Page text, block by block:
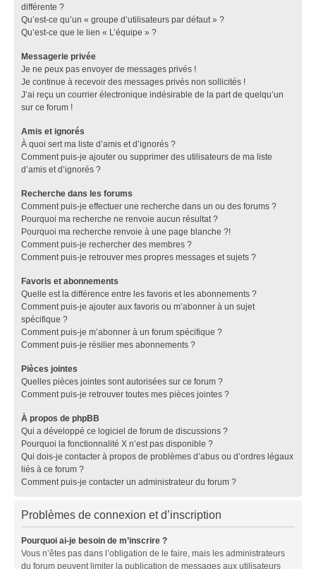
différente ?
Qu’est-ce qu’un « groupe d’utilisateurs par défaut » ?
Qu’est-ce que le lien « L’équipe » ?
Messagerie privée
Je ne peux pas envoyer de messages privés !
Je continue à recevoir des messages privés non sollicités !
J’ai reçu un courrier électronique indésirable de la part de quelqu’un
sur ce forum !
Amis et ignorés
À quoi sert ma liste d’amis et d’ignorés ?
Comment puis-je ajouter ou supprimer des utilisateurs de ma liste
d’amis et d’ignorés ?
Recherche dans les forums
Comment puis-je effectuer une recherche dans un ou des forums ?
Pourquoi ma recherche ne renvoie aucun résultat ?
Pourquoi ma recherche renvoie à une page blanche ?!
Comment puis-je rechercher des membres ?
Comment puis-je retrouver mes propres messages et sujets ?
Favoris et abonnements
Quelle est la différence entre les favoris et les abonnements ?
Comment puis-je ajouter aux favoris ou m’abonner à un sujet
spécifique ?
Comment puis-je m’abonner à un forum spécifique ?
Comment puis-je résilier mes abonnements ?
Pièces jointes
Quelles pièces jointes sont autorisées sur ce forum ?
Comment puis-je retrouver toutes mes pièces jointes ?
À propos de phpBB
Qui a développé ce logiciel de forum de discussions ?
Pourquoi la fonctionnalité X n’est pas disponible ?
Qui dois-je contacter à propos de problèmes d’abus ou d’ordres légaux
liés à ce forum ?
Comment puis-je contacter un administrateur du forum ?
Problèmes de connexion et d’inscription
Pourquoi ai-je besoin de m’inscrire ?
Vous n’êtes pas dans l’obligation de le faire, mais les administrateurs
du forum peuvent limiter la publication de messages aux utilisateurs